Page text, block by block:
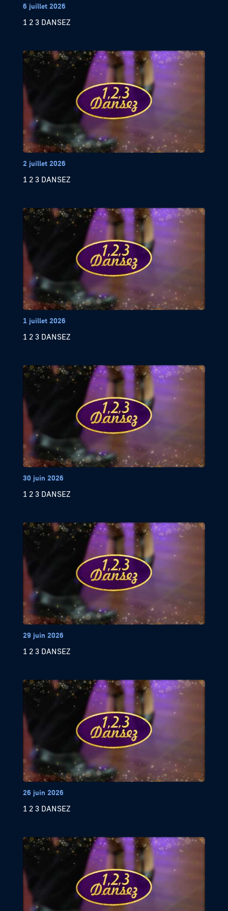
6 juillet 2026
1 2 3 DANSEZ
2 juillet 2026
1 2 3 DANSEZ
1 juillet 2026
1 2 3 DANSEZ
30 juin 2026
1 2 3 DANSEZ
29 juin 2026
1 2 3 DANSEZ
26 juin 2026
1 2 3 DANSEZ